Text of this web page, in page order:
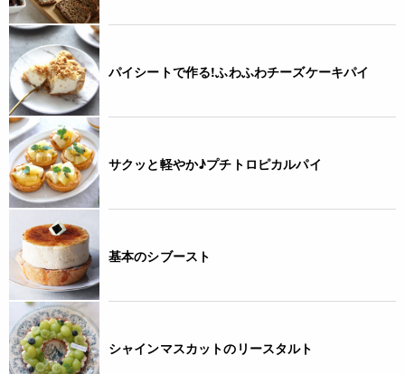
パイシートで作る!ふわふわチーズケーキパイ
サクッと軽やか♪プチトロピカルパイ
基本のシブースト
シャインマスカットのリースタルト